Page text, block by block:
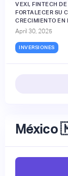
VEXI, FINTECH
FORTALECER SU
CRECIMIENTO EN
April 30, 2025
INVERSIONES
México